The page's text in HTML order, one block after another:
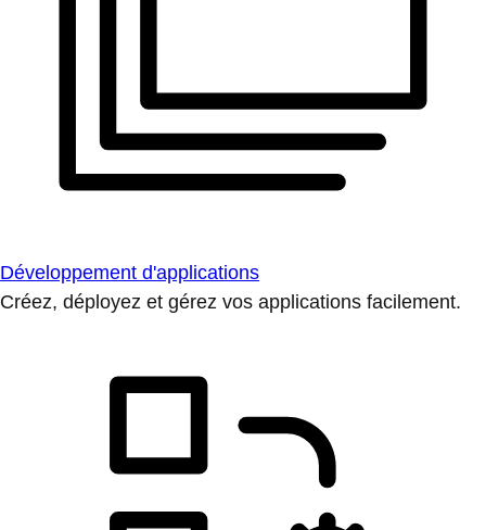
Développement d'applications
Créez, déployez et gérez vos applications facilement.